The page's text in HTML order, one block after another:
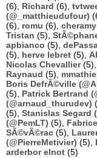
(6), Richard (6),
(@_matthieudufour)
(6), romu (6), cheramy
Tristan (5),
apbianco (5),
(5), herve lebret (5),
Nicolas Chevallier(5),
Raynaud (5),
Boris DefrÃ©ville
(5), Patrick Bertrand
(@arnaud_thurudev)
(5), Stanislas Segard
(@PemLT) (5),
SÃ©vÃ©rac (5),
(@PierreMetivier) (5),
arderbor elnot (5)